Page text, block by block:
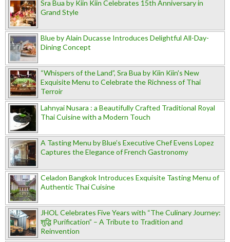
Sra Bua by Kiin Kiin Celebrates 15th Anniversary in
Grand Style
Blue by Alain Ducasse Introduces Delightful All-Day-
Dining Concept
“Whispers of the Land”, Sra Bua by Kiin Kiin's New
Exquisite Menu to Celebrate the Richness of Thai
Terroir
Lahnyai Nusara : a Beautifully Crafted Traditional Royal
Thai Cuisine with a Modern Touch
A Tasting Menu by Blue’s Executive Chef Evens Lopez
Captures the Elegance of French Gastronomy
Celadon Bangkok Introduces Exquisite Tasting Menu of
Authentic Thai Cuisine
JHOL Celebrates Five Years with “The Culinary Journey:
शुद्धि Purification” – A Tribute to Tradition and
Reinvention